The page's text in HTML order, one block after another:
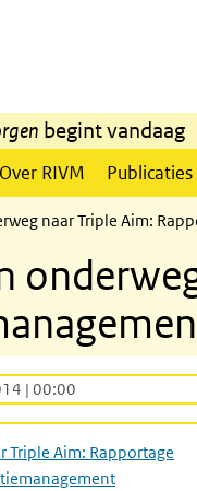
begint vandaag
Over RIVM Publicaties
naar Triple Aim:
| 00:00
Triple Aim: Rapportage